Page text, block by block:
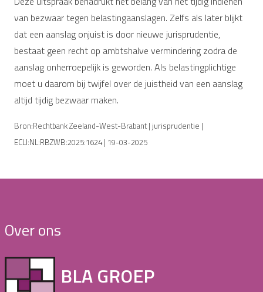
van bezwaar tegen belastingaanslagen. Zelfs als later blijkt
dat een aanslag onjuist is door nieuwe jurisprudentie,
bestaat geen recht op ambtshalve vermindering zodra de
aanslag onherroepelijk is geworden. Als belastingplichtige
moet u daarom bij twijfel over de juistheid van een aanslag
altijd tijdig bezwaar maken.
Bron:Rechtbank Zeeland-West-Brabant | jurisprudentie |
ECLI:NL:RBZWB:2025:1624 | 19-03-2025
Over ons
BLA GROEP